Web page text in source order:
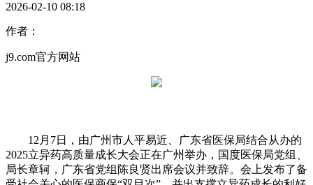
2026-02-10 08:18
作者：
j9.com官方网站
12月7日，由广州市人平易近、广东省医保局结合从办的
2025立异药高质量成长大会正在广州举办，国度医保局党组、
局长章轲，广东省党组陈良贤出席会议并致辞。会上发布了备